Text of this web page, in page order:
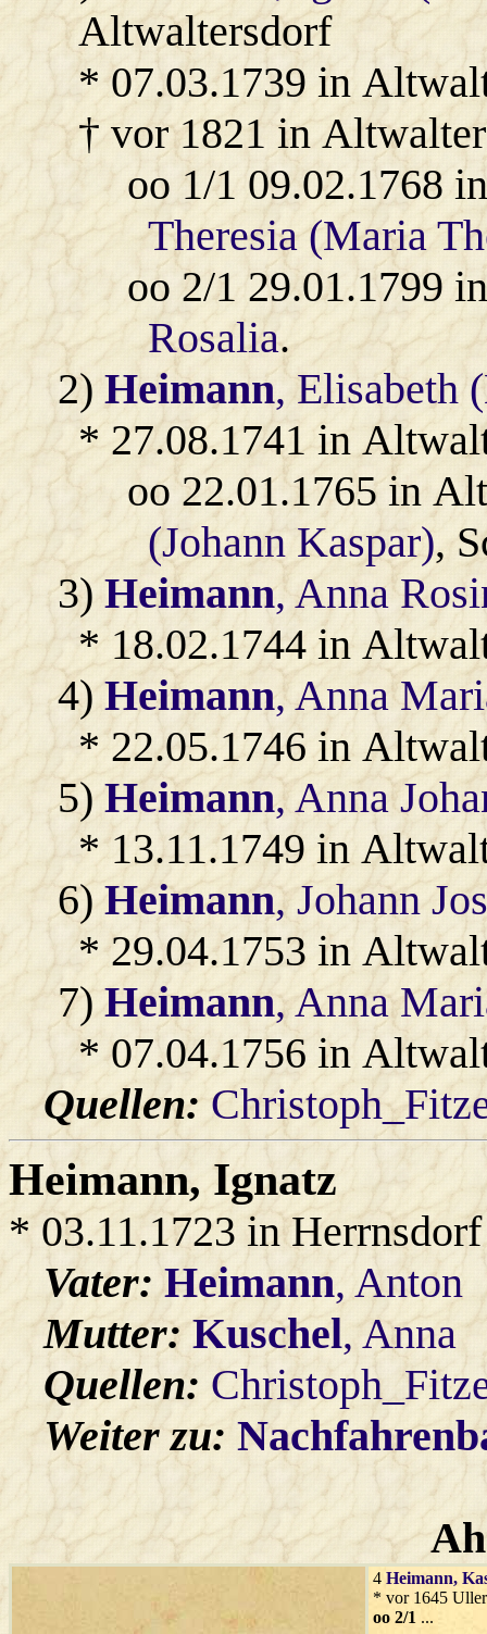
Altwaltersdorf
* 07.03.1739 in
† vor 1821 in
oo 1/1 09.02.1768
Theresia (Maria
oo 2/1 29.01.1799
Rosalia.
2)Heimann, Elisabeth
* 27.08.1741 in
oo 22.01.1765 in
(Johann Kaspar),
3)Heimann, Anna
* 18.02.1744 in
4)Heimann, Anna
* 22.05.1746 in
5)Heimann, Anna
* 13.11.1749 in
6)Heimann, Johann
* 29.04.1753 in
7)Heimann, Anna
* 07.04.1756 in
Quellen:
Heimann, Ignatz
* 03.11.1723 in Herrnsdorf
Vater:Heimann, Anton
Mutter:Kuschel, Anna
Quellen:
Weiter zu:
4 Heimann,
* vor 1645
oo 2/1 ...